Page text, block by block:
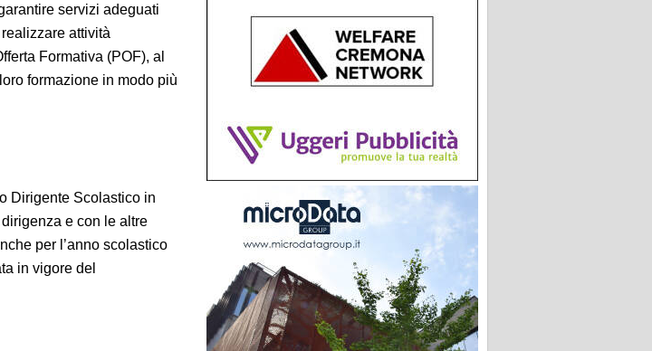
servizi adeguati
attività
Formativa (POF), al
formazione in modo più
Dirigente Scolastico in
e con le altre
per l’anno scolastico
in vigore del